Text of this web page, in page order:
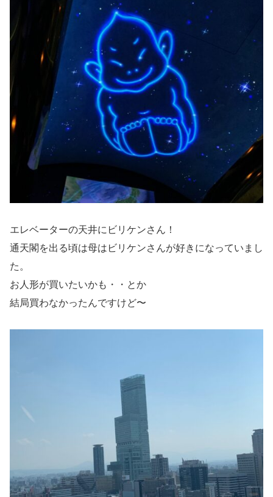
エレベーターの天井にビリケンさん！
通天閣を出る頃は母はビリケンさんが好きになっていまし
た。
お人形が買いたいかも・・とか
結局買わなかったんですけど〜